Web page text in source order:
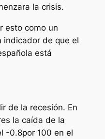
la crisis.
esto como un
indicador de que el
está
de la recesión. En
la caída de la
-0.8por 100 en el